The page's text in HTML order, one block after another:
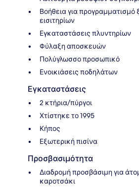
Βοήθεια για
εισιτηρίων
Εγκαταστάσεις πλυντηρίων
Φύλαξη αποσκευών
Πολύγλωσσο προσωπικό
Ενοικιάσεις ποδηλάτων
Εγκαταστάσεις
2 κτήρια/πύργοι
Χτίστηκε το 1995
Κήπος
Εξωτερική πισίνα
Προσβασιμότητα
Διαδρομή προσβάσιμη για
καροτσάκι